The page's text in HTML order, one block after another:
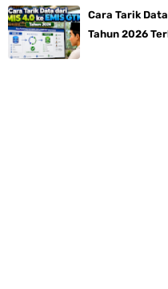
Cara Tarik
Tahun 2026